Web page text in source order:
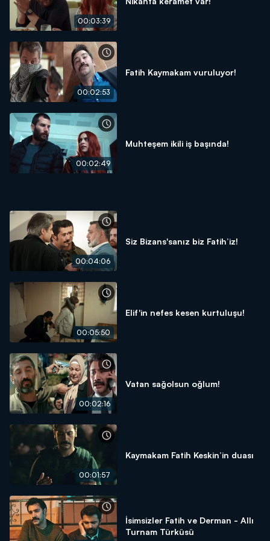
00:03:39
00:02:53
Fatih Kaymakam vuruluyor!
00:02:49
Muhteşem ikili iş başında!
00:04:06
Siz Bizans'sanız biz Fatih’iz!
00:05:50
Elif'in nefes kesen kurtuluşu!
00:02:16
Vatan sağolsun oğlum!
00:01:57
Kaymakam Fatih Keskin’in duası
İsimsizler Fatih ve Derman - Allı
Turnam Türküsü